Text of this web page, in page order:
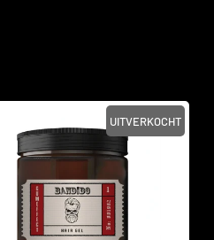
UITVERKOCHT